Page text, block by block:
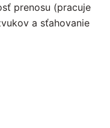
prenosu (pracuje
a sťahovanie